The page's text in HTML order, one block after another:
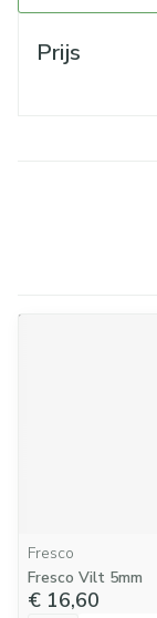
Prijs
Fresco
Fresco Vilt 5mm
€ 16,60